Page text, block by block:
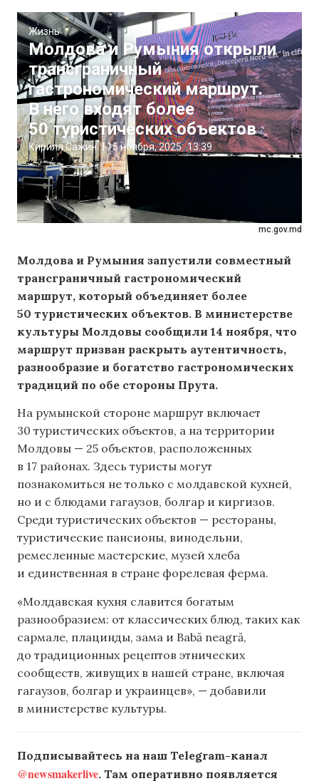
mc.gov.md
Жизнь
Молдова и Румыния открыли
трансграничный
гастрономический маршрут.
В него входят более
50 туристических объектов
Кирилл Сажин |15 ноября, 2025 13:39
Молдова и Румыния запустили совместный
трансграничный гастрономический
маршрут, который объединяет более
50 туристических объектов. В министерстве
культуры Молдовы сообщили 14 ноября, что
маршрут призван раскрыть аутентичность,
разнообразие и богатство гастрономических
традиций по обе стороны Прута.
На румынской стороне маршрут включает
30 туристических объектов, а на территории
Молдовы — 25 объектов, расположенных
в 17 районах. Здесь туристы могут
познакомиться не только с молдавской кухней,
но и с блюдами гагаузов, болгар и киргизов.
Среди туристических объектов — рестораны,
туристические пансионы, винодельни,
ремесленные мастерские, музей хлеба
и единственная в стране форелевая ферма.
«Молдавская кухня славится богатым
разнообразием: от классических блюд, таких как
сармале, плацинды, зама и Babă neagră,
до традиционных рецептов этнических
сообществ, живущих в нашей стране, включая
гагаузов, болгар и украинцев», — добавили
в министерстве культуры.
Подписывайтесь на наш Telegram-канал
@newsmakerlive. Там оперативно появляется